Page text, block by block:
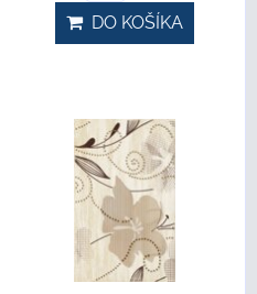
DO KOŠÍKA